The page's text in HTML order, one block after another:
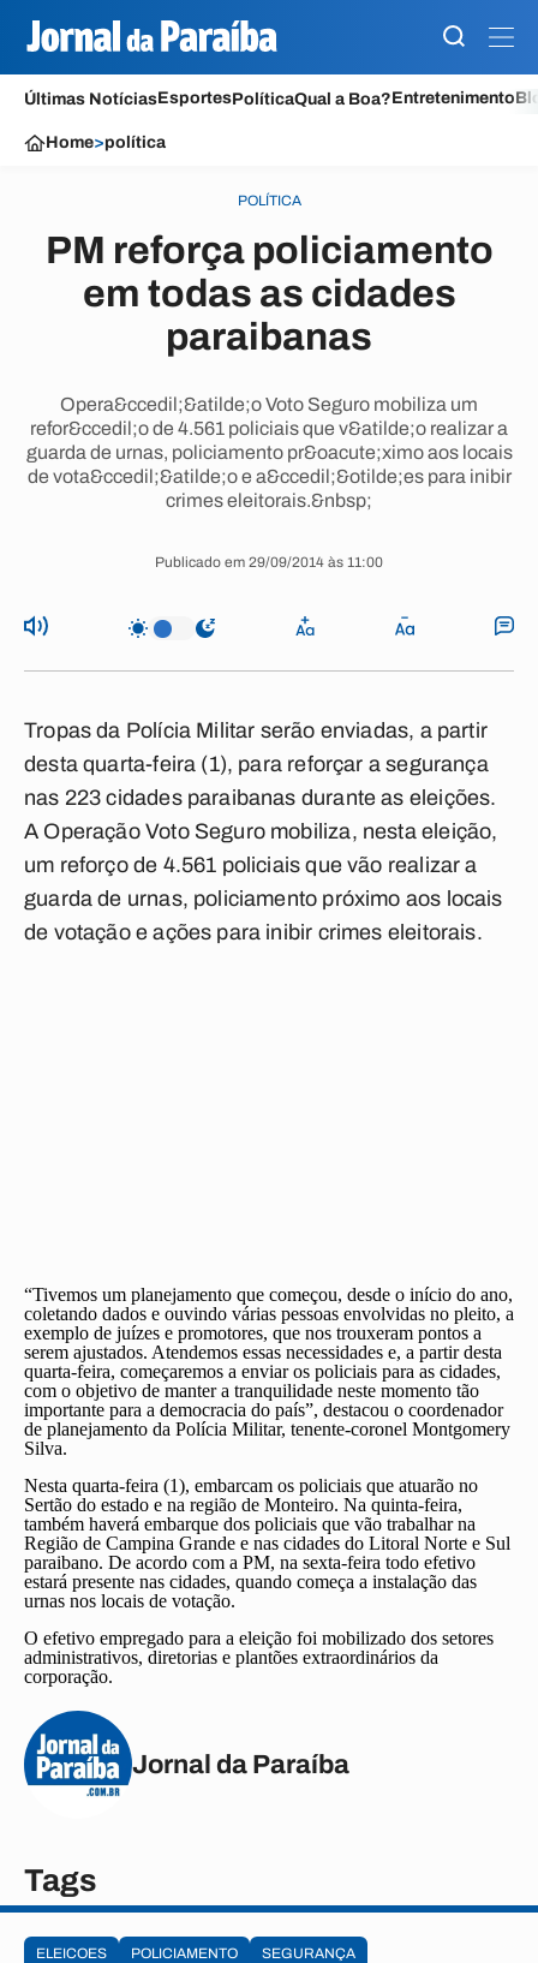
Últimas NotíciasEsportesPolíticaQual a Boa?Entretenimento
Home>política
POLÍTICA
PM reforça policiamento
em todas as cidades
paraibanas
Opera&ccedil;&atilde;o Voto Seguro mobiliza um
refor&ccedil;o de 4.561 policiais que v&atilde;o realizar a
guarda de urnas, policiamento pr&oacute;ximo aos locais
de vota&ccedil;&atilde;o e a&ccedil;&otilde;es para inibir
crimes eleitorais.&nbsp;
Publicado em 29/09/2014 às 11:00
Tropas da Polícia Militar serão enviadas, a partir
desta quarta-feira (1), para reforçar a segurança
nas 223 cidades paraibanas durante as eleições.
A Operação Voto Seguro mobiliza, nesta eleição,
um reforço de 4.561 policiais que vão realizar a
guarda de urnas, policiamento próximo aos locais
de votação e ações para inibir crimes eleitorais.
“Tivemos um planejamento que começou, desde o início do ano,
coletando dados e ouvindo várias pessoas envolvidas no pleito, a
exemplo de juízes e promotores, que nos trouxeram pontos a
serem ajustados. Atendemos essas necessidades e, a partir desta
quarta-feira, começaremos a enviar os policiais para as cidades,
com o objetivo de manter a tranquilidade neste momento tão
importante para a democracia do país”, destacou o coordenador
de planejamento da Polícia Militar, tenente-coronel Montgomery
Silva.
Nesta quarta-feira (1), embarcam os policiais que atuarão no
Sertão do estado e na região de Monteiro. Na quinta-feira,
também haverá embarque dos policiais que vão trabalhar na
Região de Campina Grande e nas cidades do Litoral Norte e Sul
paraibano. De acordo com a PM, na sexta-feira todo efetivo
estará presente nas cidades, quando começa a instalação das
urnas nos locais de votação.
O efetivo empregado para a eleição foi mobilizado dos setores
administrativos, diretorias e plantões extraordinários da
corporação.
Jornal da Paraíba
Tags
ELEICOES POLICIAMENTO SEGURANÇA